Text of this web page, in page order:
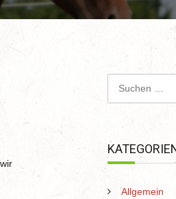
Allgemein